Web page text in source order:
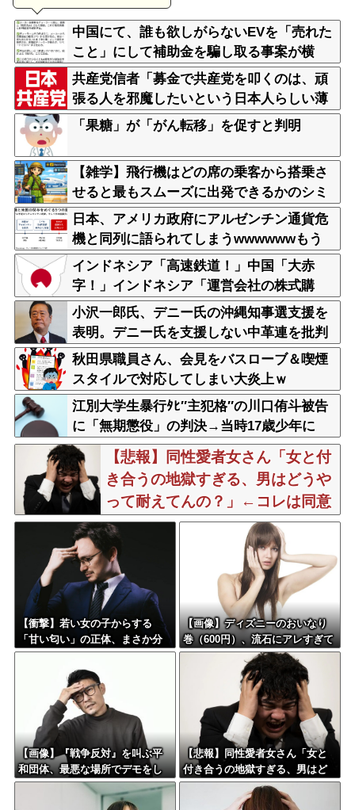
中国にて、誰も欲しがらないEVを「売れた
こと」にして補助金を騙し取る事案が横
行。販売実績水増し
共産党信者「募金で共産党を叩くのは、頑
張る人を邪魔したいという日本人らしい薄
暗い欲望のせい」
「果糖」が「がん転移」を促すと判明
【雑学】飛行機はどの席の乗客から搭乗さ
せると最もスムーズに出発できるかのシミ
ュレーション動画
日本、アメリカ政府にアルゼンチン通貨危
機と同列に語られてしまうwwwwwwもう
すでに158円に戻る
インドネシア「高速鉄道！」中国「大赤
字！」インドネシア「運営会社の株式購
入！（負債対策」中国「はい（巨額負債」
インドネシア「700km延伸計画！（実質中
止」→
小沢一郎氏、デニー氏の沖縄知事選支援を
表明。デニー氏を支援しない中革連を批判
秋田県職員さん、会見をバスローブ＆喫煙
スタイルで対応してしまい大炎上ｗ
江別大学生暴行ﾀﾋ″主犯格″の川口侑斗被告
に「無期懲役」の判決→当時17歳少年に
「懲役30年」の判決
【悲報】同性愛者女さん「女と付
き合うの地獄すぎる、男はどうや
って耐えてんの？」←コレは同意
せざるおえないと話題に
【衝撃】若い女の子からする
「甘い匂い」の正体、まさか分
からないDTなんておらんよな？
よな？w w w w w w w w w w w
【画像】ディズニーのおいなり
巻（600円）、流石にアレすぎて
賛否両論の大炎上をしてしまうw
w w w w w w
【画像】『戦争反対』を叫ぶ平
和団体、最悪な場所でデモをし
てしまう
【悲報】同性愛者女さん「女と
付き合うの地獄すぎる、男はど
うやって耐えてんの？」←コレ
は同意せざるおえないと話題に